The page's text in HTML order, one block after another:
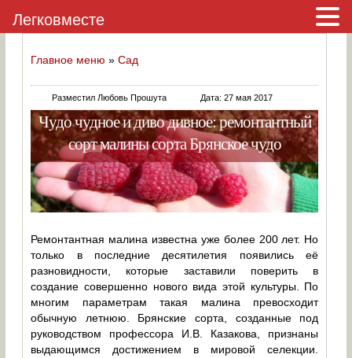
Главное меню »Сад
Разместил Любовь Прошута Дата: 27 мая 2017
Чудо чудное и диво дивное: ремонтантный
сорт малины сорта Брянское чудо
Ремонтантная малина известна уже более 200 лет. Но
только в последние десятилетия появились её
разновидности, которые заставили поверить в
создание совершенно нового вида этой культуры. По
многим параметрам такая малина превосходит
обычную летнюю. Брянские сорта, созданные под
руководством профессора И.В. Казакова, признаны
выдающимся достижением в мировой селекции.
Легковместе